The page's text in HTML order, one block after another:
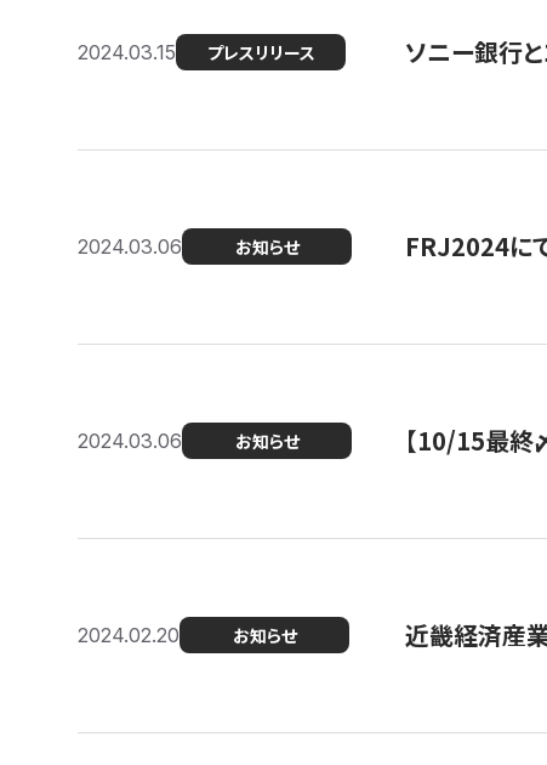
2024.03.15 プレスリリース ソニー銀行
2024.03.06 お知らせ FRJ2024に
2024.03.06 お知らせ 【10/15最終
2024.02.20 お知らせ 近畿経済産